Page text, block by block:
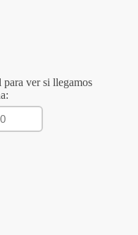
para ver si llegamos